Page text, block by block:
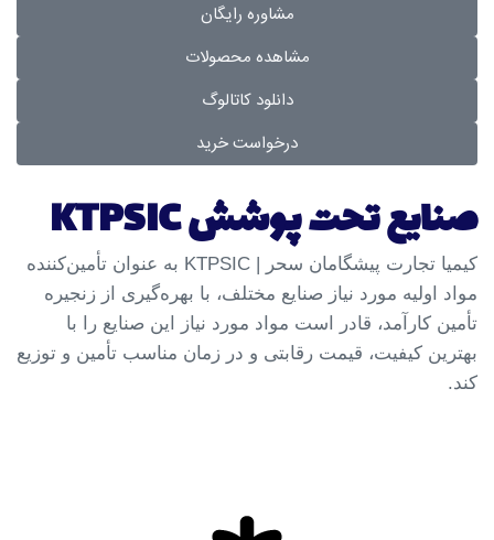
مشاوره رایگان
مشاهده محصولات
دانلود کاتالوگ
درخواست خرید
صنایع تحت پوشش KTPSIC
کیمیا تجارت پیشگامان سحر | KTPSIC به عنوان تأمین‌کننده
مواد اولیه مورد نیاز صنایع مختلف، با بهره‌گیری از زنجیره
تأمین کارآمد، قادر است مواد مورد نیاز این صنایع را با
بهترین کیفیت، قیمت رقابتی و در زمان مناسب تأمین و توزیع
کند.